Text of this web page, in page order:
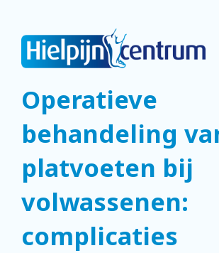
Operatieve
behandeling
platvoeten bij
volwassenen:
complicaties